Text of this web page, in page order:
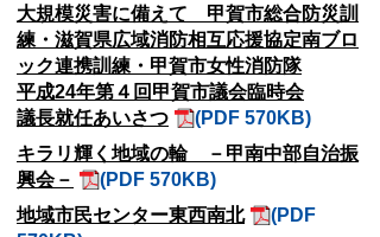
大規模災害に備えて 甲賀市総合防災訓
練・滋賀県広域消防相互応援協定南ブロ
ック連携訓練・甲賀市女性消防隊
平成24年第４回甲賀市議会臨時会
議長就任あいさつ
(PDF 570KB)
キラリ輝く地域の輪 －甲南中部自治振
興会－
(PDF 570KB)
地域市民センター東西南北
(PDF